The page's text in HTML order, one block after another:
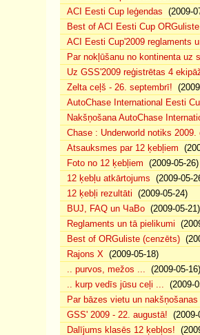
ACI Eesti Cup leģendas (2009-
Best of ACI Eesti Cup
ACI Eesti Cup'2009 reglaments
Par nokļūšanu no kontinenta uz
Uz GSS'2009 reģistrētas 4
Zelta ceļš - 26. septembrī!
AutoChase International Eesti
Nakšņošana AutoChase
Chase : Underworld notiks 2009.
Atsauksmes par 12 ķebļiem
Foto no 12 ķebļiem (2009-05-26)
12 ķebļu atkārtojums (2009-05-
12 ķebļi rezultāti (2009-05-24)
BUJ, FAQ un ЧаВо (2009-05-21)
Reglaments un tā pielikumi
Best of ORGuliste (cenzēts)
Rajons X (2009-05-18)
.. purvos, mežos ... (2009-05-16)
.. kurp vedīs jūsu ceļi ... (2009-
Par bāzes vietu un
GSS' 2009 - 22. augustā! (2009-
Dalījums klasēs 12 ķebļos!